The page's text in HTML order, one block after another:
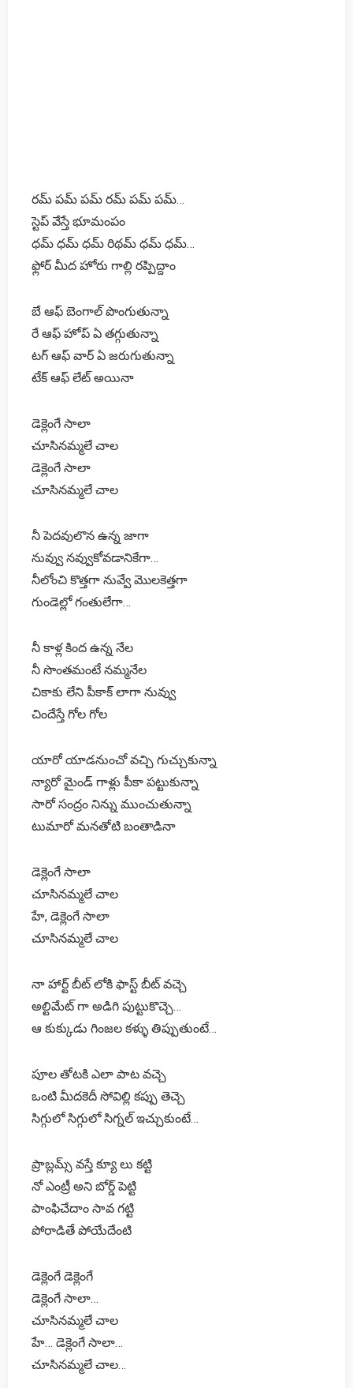
రమ్ పమ్ పమ్ రమ్ పమ్ పమ్…
స్టెప్ వేస్తే భూమంపం
ధమ్ ధమ్ ధమ్ రిథమ్ ధమ్ ధమ్…
ఫ్లోర్ మీద హోరు గాల్లి రప్పిద్దాం
బే ఆఫ్ బెంగాల్ పొంగుతున్నా
రే ఆఫ్ హోప్ ఏ తగ్గుతున్నా
టగ్ ఆఫ్ వార్ ఏ జరుగుతున్నా
టేక్ ఆఫ్ లేట్ అయినా
డెక్లెంగే సాలా
చూసినమ్మలే చాల
డెక్లెంగే సాలా
చూసినమ్మలే చాల
నీ పెదవులొన ఉన్న జాగా
నువ్వు నవ్వుకోవడానికేగా…
నీలోంచి కొత్తగా నువ్వే మొలకెత్తగా
గుండెల్లో గంతులేగా…
నీ కాళ్ల కింద ఉన్న నేల
నీ సొంతమంటే నమ్మనేల
చికాకు లేని పీకాక్ లాగా నువ్వు
చిందేస్తే గోల గోల
యారో యాడనుంచో వచ్చి గుచ్చుకున్నా
న్యారో మైండ్ గాళ్లు పీకా పట్టుకున్నా
సారో సంద్రం నిన్ను ముంచుతున్నా
టుమారో మనతోటి బంతాడినా
డెక్లెంగే సాలా
చూసినమ్మలే చాల
హే, డెక్లెంగే సాలా
చూసినమ్మలే చాల
నా హార్ట్ బీట్ లోకి ఫాస్ట్ బీట్ వచ్చె
అల్టిమేట్ గా అడిగి పుట్టుకొచ్చె…
ఆ కుక్కుడు గింజల కళ్ళు తిప్పుతుంటే…
పూల తోటకి ఎలా పాట వచ్చె
ఒంటి మీదకెదీ సోవిల్లి కప్పు తెచ్చె
సిగ్గులో సిగ్గులో సిగ్నల్ ఇచ్చుకుంటే…
ప్రాబ్లమ్స్ వస్తే క్యూ లు కట్టి
నో ఎంట్రీ అని బోర్డ్ పెట్టి
పాంఫిచేదాం సావ గట్టి
పోరాడితే పోయేదేంటి
డెక్లెంగే డెక్లెంగే
డెక్లెంగే సాలా…
చూసినమ్మలే చాల
హే… డెక్లెంగే సాలా…
చూసినమ్మలే చాల…